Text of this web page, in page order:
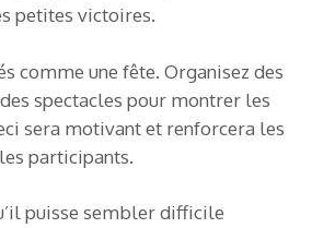
petites victoires.
comme une fête. Organisez des
spectacles pour montrer les
sera motivant et renforcera les
participants.
puisse sembler difficile